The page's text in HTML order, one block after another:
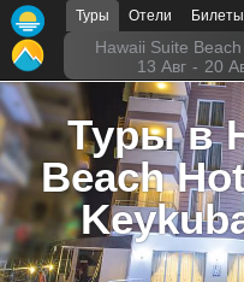
Туры Отели Билеты
Hawaii Suite
13 Авг - 20
Туры в
Beach
Главная
Горящие туры
Туры в Турцию
Туры в Египет
Туры в ОАЭ